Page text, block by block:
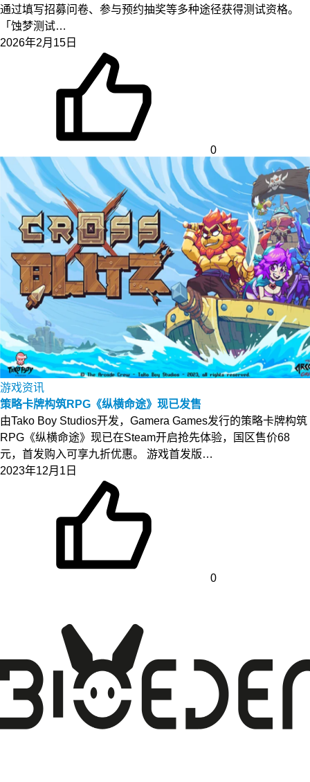
通过填写招募问卷、参与预约抽奖等多种途径获得测试资格。
「蚀梦测试…
2026年2月15日
0
游戏资讯
策略卡牌构筑RPG《纵横命途》现已发售
由Tako Boy Studios开发，Gamera Games发行的策略卡牌构筑
RPG《纵横命途》现已在Steam开启抢先体验，国区售价68
元，首发购入可享九折优惠。 游戏首发版…
2023年12月1日
0